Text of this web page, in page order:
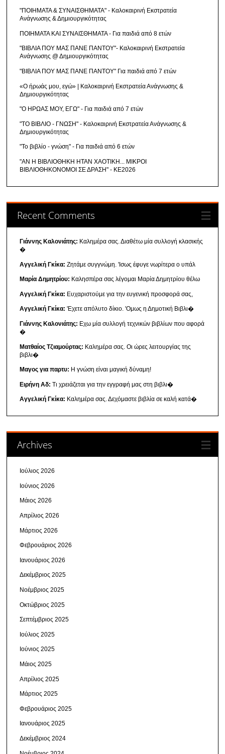
"ΠΟΙΗΜΑΤΑ & ΣΥΝΑΙΣΘΗΜΑΤΑ" - Καλοκαιρινή Εκστρατεία
Ανάγνωσης & Δημιουργικότητας
ΠΟΙΗΜΑΤΑ ΚΑΙ ΣΥΝΑΙΣΘΗΜΑΤΑ - Για παιδιά από 8 ετών
"ΒΙΒΛΙΑ ΠΟΥ ΜΑΣ ΠΑΝΕ ΠΑΝΤΟΥ"- Καλοκαιρινή Εκστρατεία
Ανάγνωσης @ Δημιουργικότητας
"ΒΙΒΛΙΑ ΠΟΥ ΜΑΣ ΠΑΝΕ ΠΑΝΤΟΥ" Για παιδιά από 7 ετών
«Ο ήρωάς μου, εγώ» | Καλοκαιρινή Εκστρατεία Ανάγνωσης &
Δημιουργικότητας
"Ο ΗΡΩΑΣ ΜΟΥ, ΕΓΩ" - Για παιδιά από 7 ετών
"ΤΟ ΒΙΒΛΙΟ - ΓΝΩΣΗ" - Καλοκαιρινή Εκστρατεία Ανάγνωσης &
Δημιουργικότητας
"Το βιβλίο - γνώση" - Για παιδιά από 6 ετών
"ΑΝ Η ΒΙΒΛΙΟΘΗΚΗ ΗΤΑΝ ΧΑΟΤΙΚΗ... ΜΙΚΡΟΙ
ΒΙΒΛΙΟΘΗΚΟΝΟΜΟΙ ΣΕ ΔΡΑΣΗ" - ΚΕ2026
Recent Comments
Γιάννης Καλονιάτης: Καλημέρα σας. Διαθέτω μία συλλογή κλασικής
�
Αγγελική Γκίκα: Ζητάμε συγγνώμη. 'Ισως έφυγε νωρίτερα ο υπάλ
Μαρία Δημητρίου: Καλησπέρα σας λέγομαι Μαρία Δημητρίου θέλω
Αγγελική Γκίκα: Ευχαριστούμε για την ευγενική προσφορά σας,
Αγγελική Γκίκα: 'Εχετε απόλυτο δίκιο. 'Ομως η Δημοτική Βιβλι�
Γιάννης Καλονιάτης: Εχω μία συλλογή τεχνικών βιβλίων που αφορά
�
Ματθαίος Τζιαμούρτας: Καλημέρα σας. Οι ώρες λειτουργίας της
βιβλι�
Μαγος για παρτυ: Η γνώση είναι μαγική δύναμη!
Ειρήνη Αδ: Τι χρειάζεται για την εγγραφή μας στη βιβλι�
Αγγελική Γκίκα: Καλημέρα σας. Δεχόμαστε βιβλία σε καλή κατά�
Archives
Ιούλιος 2026
Ιούνιος 2026
Μάιος 2026
Απρίλιος 2026
Μάρτιος 2026
Φεβρουάριος 2026
Ιανουάριος 2026
Δεκέμβριος 2025
Νοέμβριος 2025
Οκτώβριος 2025
Σεπτέμβριος 2025
Ιούλιος 2025
Ιούνιος 2025
Μάιος 2025
Απρίλιος 2025
Μάρτιος 2025
Φεβρουάριος 2025
Ιανουάριος 2025
Δεκέμβριος 2024